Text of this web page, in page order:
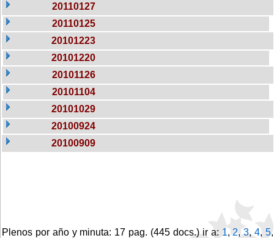
20110127
20110125
20101223
20101220
20101126
20101104
20101029
20100924
20100909
Plenos por año y minuta: 17 pag. (445 docs.) ir a: 1,2,3,4,5,